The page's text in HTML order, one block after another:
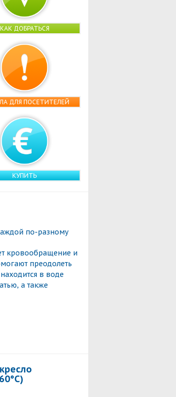
КАК ДОБРАТЬСЯ
ДЛЯ ПОСЕТИТЕЛЕЙ
КУПИТЬ
по-разному
кровообращение и
преодолеть
в воде
а также